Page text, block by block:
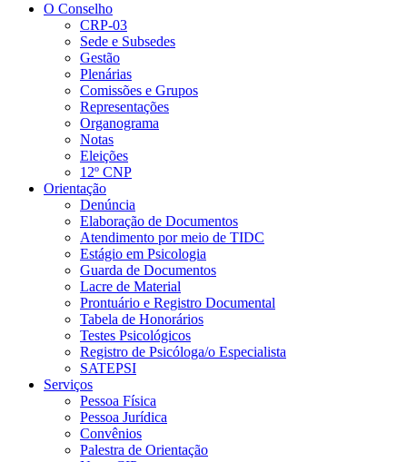
O Conselho
CRP-03
Sede e Subsedes
Gestão
Plenárias
Comissões e Grupos
Representações
Organograma
Notas
Eleições
12º CNP
Orientação
Denúncia
Elaboração de Documentos
Atendimento por meio de TIDC
Estágio em Psicologia
Guarda de Documentos
Lacre de Material
Prontuário e Registro Documental
Tabela de Honorários
Testes Psicológicos
Registro de Psicóloga/o Especialista
SATEPSI
Serviços
Pessoa Física
Pessoa Jurídica
Convênios
Palestra de Orientação